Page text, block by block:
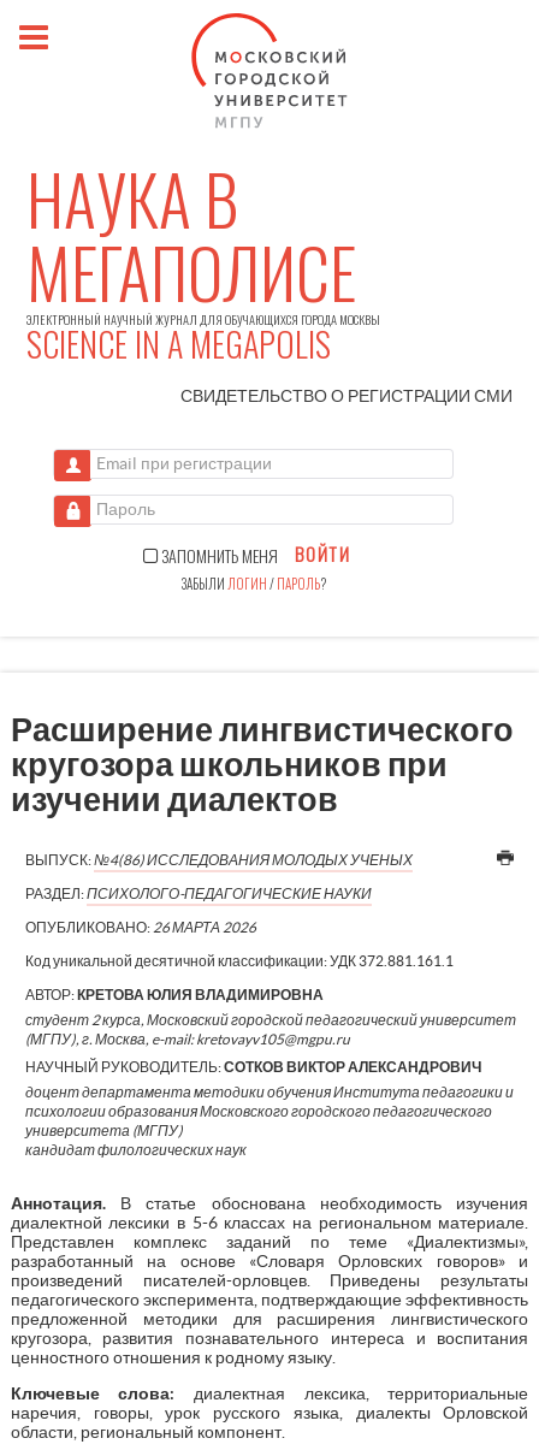
НАУКА В
МЕГАПОЛИСЕ
ЭЛЕКТРОННЫЙ НАУЧНЫЙ ЖУРНАЛ ДЛЯ ОБУЧАЮЩИХСЯ ГОРОДА МОСКВЫ
SCIENCE IN A MEGAPOLIS
СВИДЕТЕЛЬСТВО О РЕГИСТРАЦИИСМИ
Email при регистрации
Пароль
ЗАПОМНИТЬ МЕНЯ ВОЙТИ
ЗАБЫЛИ ЛОГИН/ПАРОЛЬ?
Расширение лингвистического
кругозора школьников при
изучении диалектов
ВЫПУСК:№4(86) ИССЛЕДОВАНИЯ МОЛОДЫХ УЧЕНЫХ
РАЗДЕЛ:ПСИХОЛОГО-ПЕДАГОГИЧЕСКИЕ НАУКИ
ОПУБЛИКОВАНО: 26 МАРТА 2026
Код уникальной десятичной классификации:УДК 372.881.161.1
АВТОР:КРЕТОВА ЮЛИЯ ВЛАДИМИРОВНА
студент 2 курса, Московский городской педагогический университет
(МГПУ), г. Москва, e-mail: kretovayv105@mgpu.ru
НАУЧНЫЙ РУКОВОДИТЕЛЬ:СОТКОВ ВИКТОР АЛЕКСАНДРОВИЧ
доцент департамента методики обучения Института педагогики и
психологии образования Московского городского педагогического
университета (МГПУ)
кандидат филологических наук
Аннотация. В статье обоснована необходимость изучения
диалектной лексики в 5-6 классах на региональном материале.
Представлен комплекс заданий по теме «Диалектизмы»,
разработанный на основе «Словаря Орловских говоров» и
произведений писателей-орловцев. Приведены результаты
педагогического эксперимента, подтверждающие эффективность
предложенной методики для расширения лингвистического
кругозора, развития познавательного интереса и воспитания
ценностного отношения к родному языку.
Ключевые слова: диалектная лексика, территориальные
наречия, говоры, урок русского языка, диалекты Орловской
области, региональный компонент.